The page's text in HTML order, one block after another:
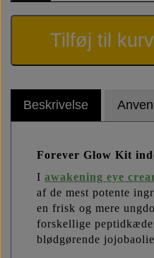
Tilføj til kurv
Beskrivelse
Forever Glow Kit
I awakening eye
af de mest potente
en frisk og mere
forskellige
blødgørende